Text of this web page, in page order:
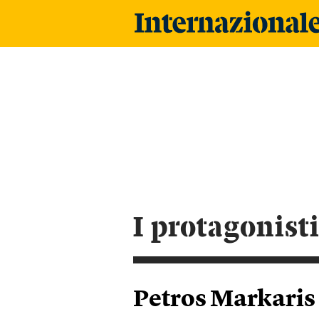
i protagonisti
Petros Markaris